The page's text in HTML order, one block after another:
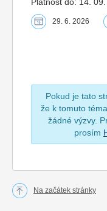
29. 6. 2026
Pokud je tato
že k tomuto
žádné výzvy.
prosím
Na začátek stránky